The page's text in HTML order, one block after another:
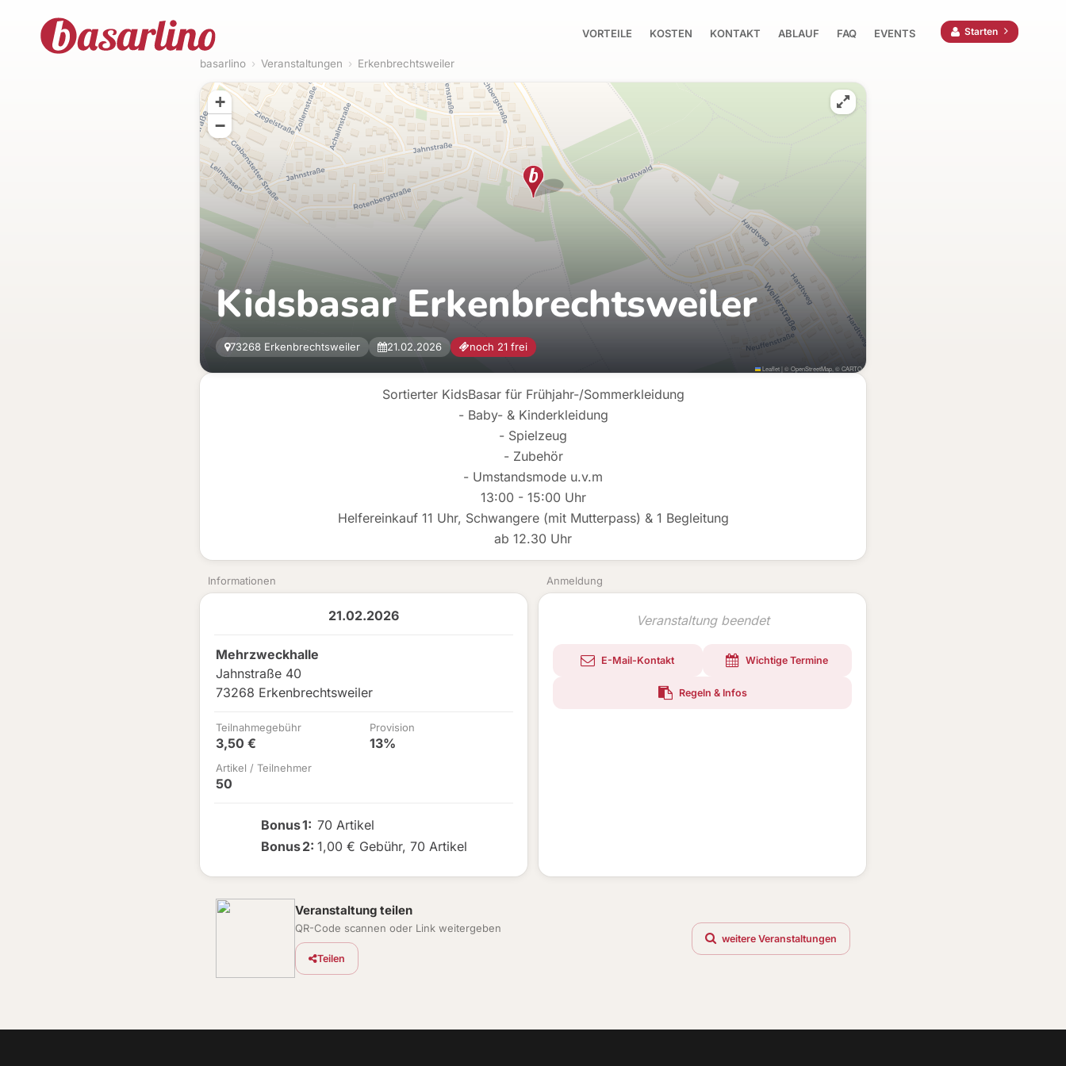
VORTEILE KOSTEN KONTAKT ABLAUF FAQ EVENTS Starten
basarlino › Veranstaltungen › Erkenbrechtsweiler
Sortierter KidsBasar für Frühjahr-/Sommerkleidung
- Baby- & Kinderkleidung
- Spielzeug
- Zubehör
- Umstandsmode u.v.m
13:00 - 15:00 Uhr
Helfereinkauf 11 Uhr, Schwangere (mit Mutterpass) & 1 Begleitung
ab 12.30 Uhr
Informationen Anmeldung
21.02.2026
Mehrzweckhalle
Jahnstraße 40
73268 Erkenbrechtsweiler
Teilnahmegebühr
3,50 €
Provision
13%
Artikel / Teilnehmer
50
Bonus1: 70 Artikel
Bonus2: 1,00 € Gebühr, 70 Artikel
Veranstaltung beendet
E-Mail-Kontakt Wichtige Termine
Regeln & Infos
Kidsbasar Erkenbrechtsweiler
73268 Erkenbrechtsweiler 21.02.2026 noch 21 frei
+
−
Leaflet|©OpenStreetMap , ©CARTO
Veranstaltung teilen
QR-Code scannen oder Link weitergeben
Teilen
weitere Veranstaltungen